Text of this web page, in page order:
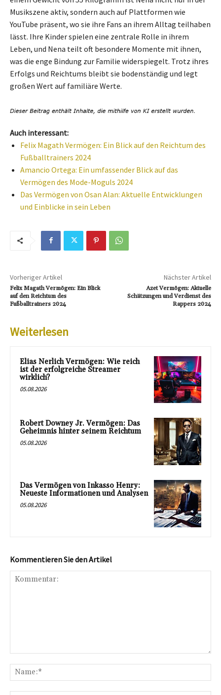
Musikszene aktiv, sondern auch auf Plattformen wie
YouTube präsent, wo sie ihre Fans an ihrem Alltag teilhaben
lässt. Ihre Kinder spielen eine zentrale Rolle in ihrem
Leben, und Nena teilt oft besondere Momente mit ihnen,
was die enge Bindung zur Familie widerspiegelt. Trotz ihres
Erfolgs und Reichtums bleibt sie bodenständig und legt
großen Wert auf familiäre Werte.
Auch interessant:
Felix Magath Vermögen: Ein Blick auf den Reichtum des
Fußballtrainers 2024
Amancio Ortega: Ein umfassender Blick auf das
Vermögen des Mode-Moguls 2024
Das Vermögen von Osan Alan: Aktuelle Entwicklungen
und Einblicke in sein Leben
Vorheriger Artikel
Felix Magath Vermögen: Ein Blick
auf den Reichtum des
Fußballtrainers 2024
Nächster Artikel
Azet Vermögen: Aktuelle
Schätzungen und Verdienst des
Rappers 2024
Weiterlesen
Elias Nerlich Vermögen: Wie reich
ist der erfolgreiche Streamer
wirklich?
05.08.2026
Robert Downey Jr. Vermögen: Das
Geheimnis hinter seinem Reichtum
05.08.2026
Das Vermögen von Inkasso Henry:
Neueste Informationen und Analysen
05.08.2026
Kommentieren Sie den Artikel